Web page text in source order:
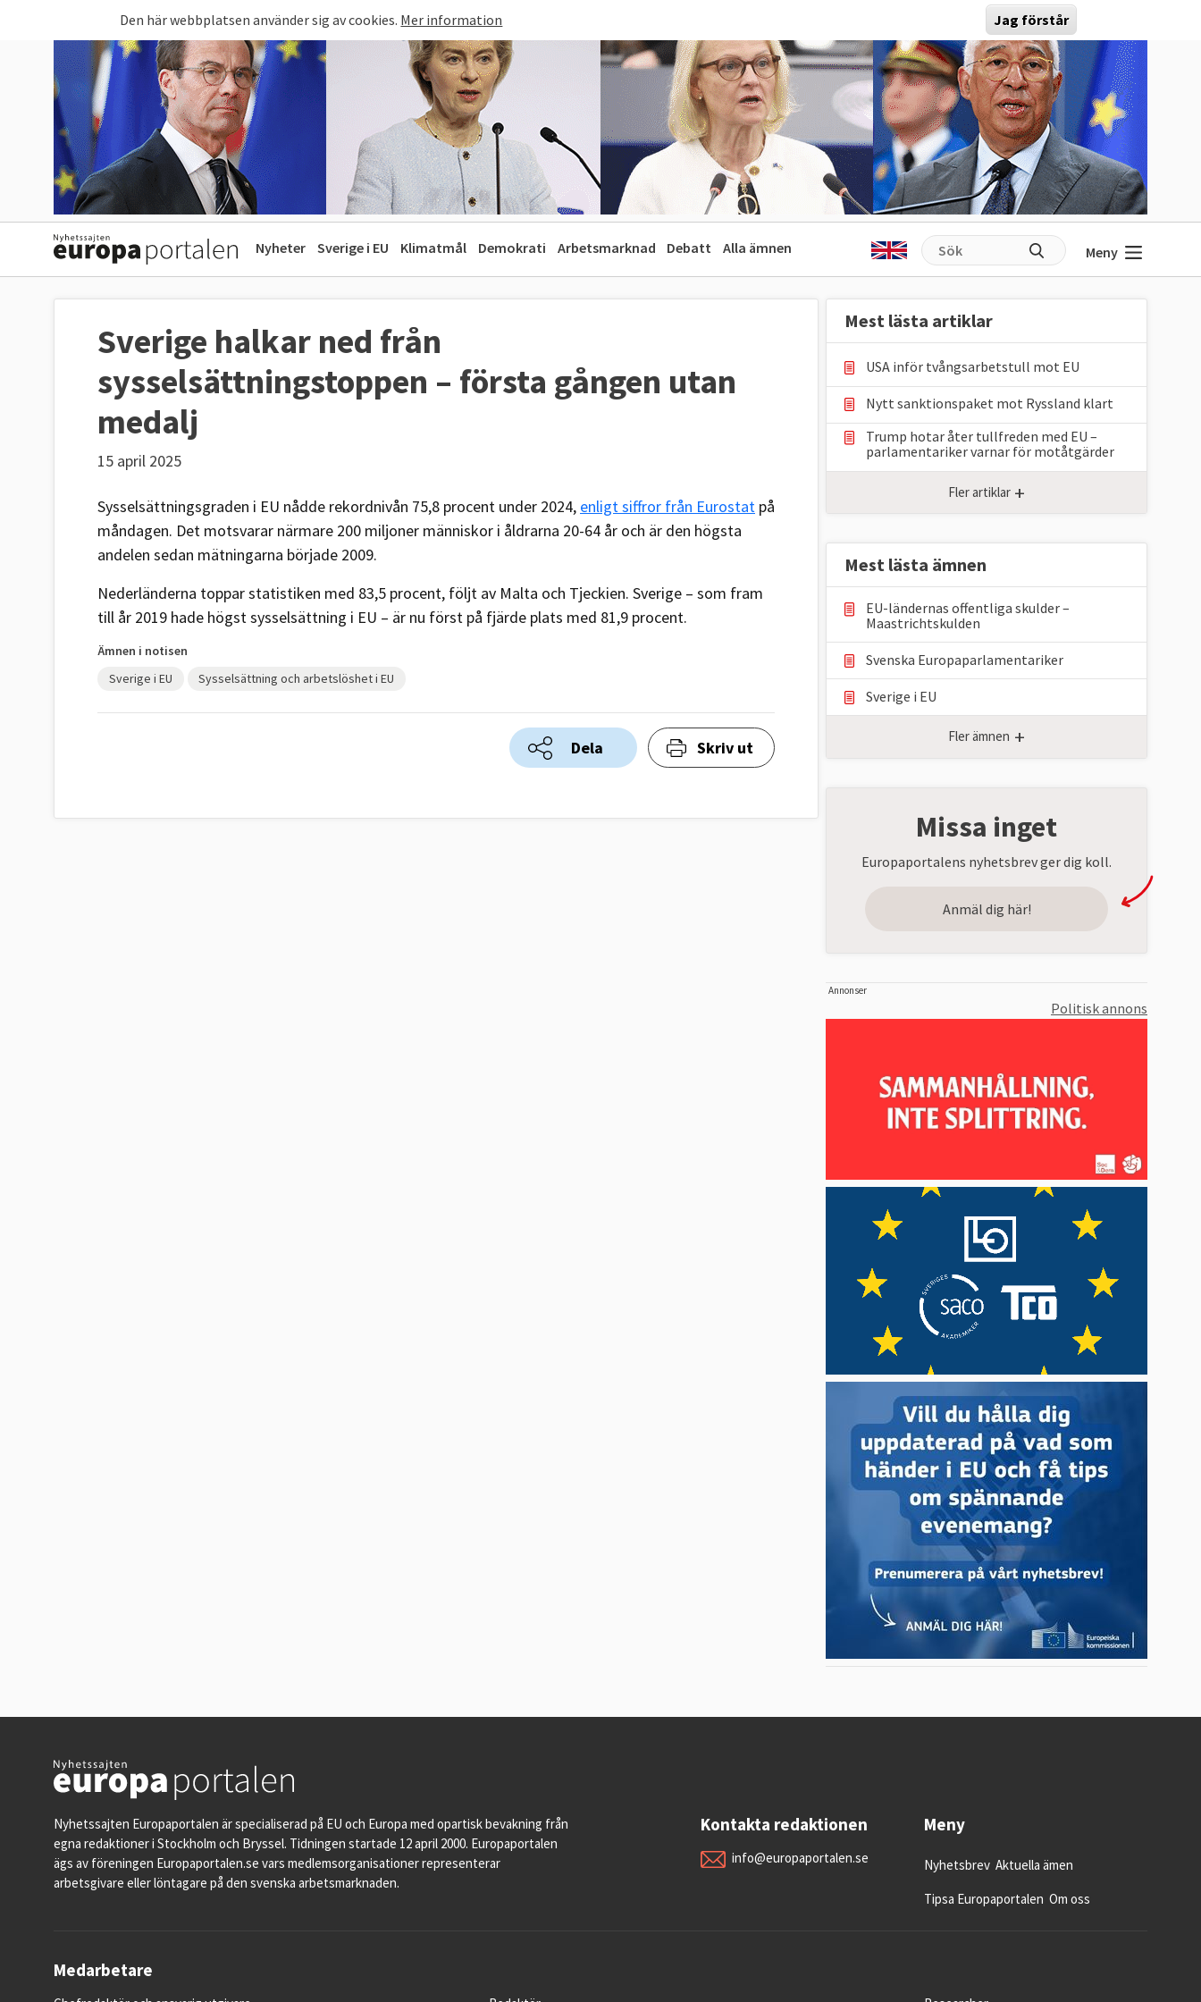
Den här webbplatsen använder sig av cookies. Mer information Jag förstår
Nyheter Sverige i EU Klimatmål Demokrati Arbetsmarknad Debatt Alla ämnen Meny
Sverige halkar ned från
sysselsättningstoppen – första gången utan
medalj
15 april 2025
Sysselsättningsgraden i EU nådde rekordnivån 75,8 procent under 2024, enligt siffror från Eurostat på
måndagen. Det motsvarar närmare 200 miljoner människor i åldrarna 20-64 år och är den högsta
andelen sedan mätningarna började 2009.
Nederländerna toppar statistiken med 83,5 procent, följt av Malta och Tjeckien. Sverige – som fram
till år 2019 hade högst sysselsättning i EU – är nu först på fjärde plats med 81,9 procent.
Ämnen i notisen
Sverige i EU
Sysselsättning och arbetslöshet i EU
Dela Skriv ut
Mest lästa artiklar
USA inför tvångsarbetstull mot EU
Nytt sanktionspaket mot Ryssland klart
Trump hotar åter tullfreden med EU –
parlamentariker ⁠varnar för motåtgärder
Fler artiklar +
Mest lästa ämnen
EU-ländernas offentliga skulder –
Maastrichtskulden
Svenska Europaparlamentariker
Sverige i EU
Fler ämnen +
Missa inget
Europaportalens nyhetsbrev ger dig koll.
Anmäl dig här!
Annonser
Politisk annons
Nyhetssajten Europaportalen är specialiserad på EU och Europa med opartisk bevakning från
egna redaktioner i Stockholm och Bryssel. Tidningen startade 12 april 2000. Europaportalen
ägs av föreningen Europaportalen.se vars medlemsorganisationer representerar
arbetsgivare eller löntagare på den svenska arbetsmarknaden.
Kontakta redaktionen
info@europaportalen.se
Meny
Nyhetsbrev Aktuella ämen
Tipsa Europaportalen Om oss
Medarbetare